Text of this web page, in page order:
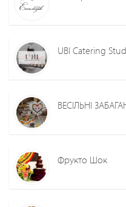
UBI Catering
ВЕСІЛЬНІ
Фрукто Шок